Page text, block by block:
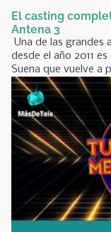
El casting
Antena 3
Una de las grandes
desde el año 2011
Suena que vuelve a